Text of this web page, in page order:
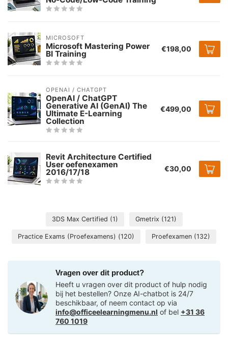
MICROSOFT
Microsoft Mastering Power
BI Training €198,00
OPENAI / CHATGPT
OpenAI / ChatGPT
Generative AI (GenAI) The
Ultimate E-Learning
Collection
€499,00
Revit Architecture Certified
User oefenexamen
2016/17/18 €30,00
3DS Max Certified (1) Gmetrix (121)
Practice Exams (Proefexamens) (120) Proefexamen (132)
Vragen over dit product?
Heeft u vragen over dit product of hulp nodig
bij het bestellen? Onze AI-chatbot is 24/7
beschikbaar, of neem contact op via
info@officeelearningmenu.nl of bel +31 36
760 1019